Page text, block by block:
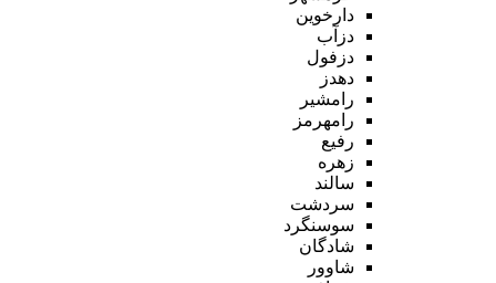
دارخوین
دزآب
دزفول
دهدز
رامشیر
رامهرمز
رفیع
زهره
سالند
سردشت
سوسنگرد
شادگان
شاوور